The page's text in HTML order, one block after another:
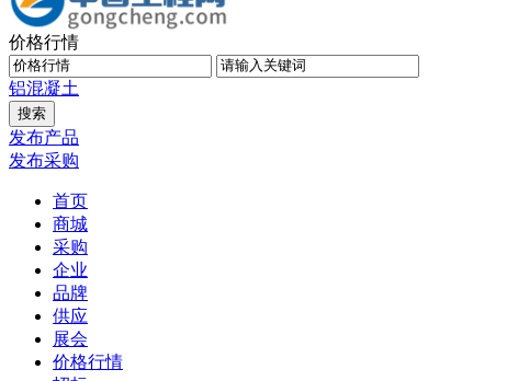
价格行情
铝混凝土
发布产品
发布采购
首页
商城
采购
企业
品牌
供应
展会
价格行情